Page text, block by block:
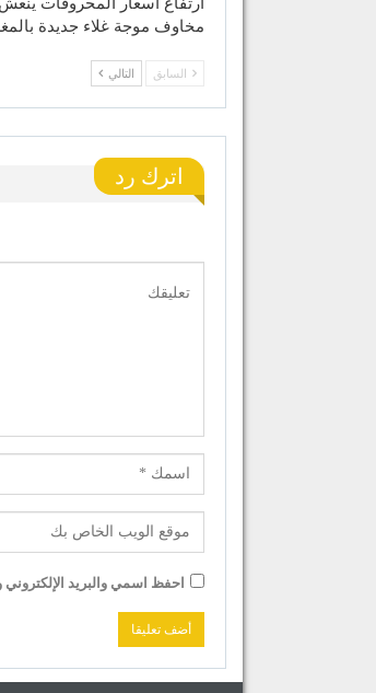
ارتفاع أسعار المحروقات ينعش
مخاوف موجة غلاء جديدة
السابق التالي
اترك رد
احفظ اسمي والبريد